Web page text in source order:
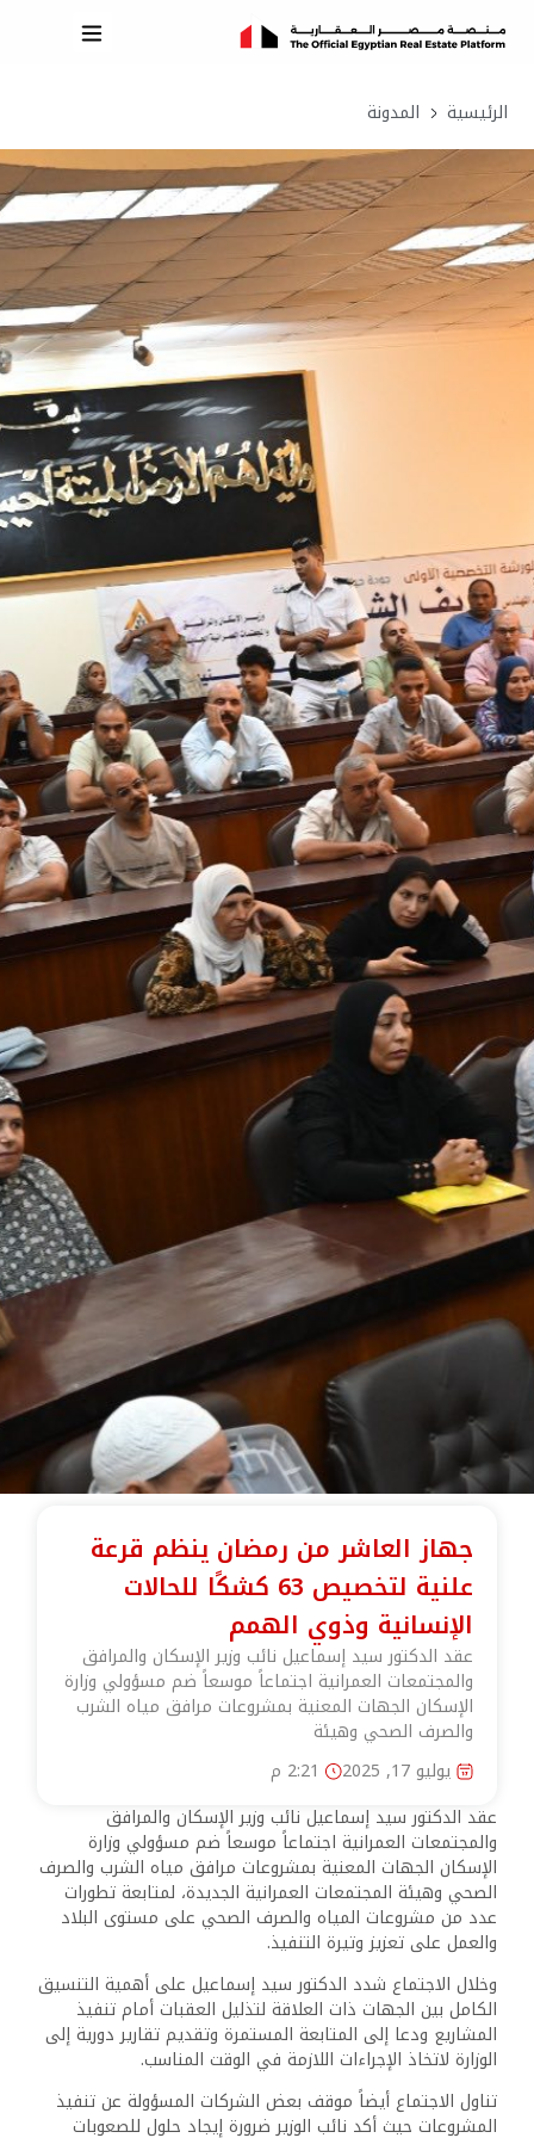
الرئيسية المدونة
جهاز العاشر من رمضان ينظم قرعة
علنية لتخصيص 63 كشكًا للحالات
الإنسانية وذوي الهمم
عقد الدكتور سيد إسماعيل نائب وزير الإسكان والمرافق
والمجتمعات العمرانية اجتماعاً موسعاً ضم مسؤولي وزارة
الإسكان الجهات المعنية بمشروعات مرافق مياه الشرب
والصرف الصحي وهيئة
يوليو 17, 2025
2:21 م
عقد الدكتور سيد إسماعيل نائب وزير الإسكان والمرافق
والمجتمعات العمرانية اجتماعاً موسعاً ضم مسؤولي وزارة
الإسكان الجهات المعنية بمشروعات مرافق مياه الشرب والصرف
الصحي وهيئة المجتمعات العمرانية الجديدة، لمتابعة تطورات
عدد من مشروعات المياه والصرف الصحي على مستوى البلاد
والعمل على تعزيز وتيرة التنفيذ.
وخلال الاجتماع شدد الدكتور سيد إسماعيل على أهمية التنسيق
الكامل بين الجهات ذات العلاقة لتذليل العقبات أمام تنفيذ
المشاريع ودعا إلى المتابعة المستمرة وتقديم تقارير دورية إلى
الوزارة لاتخاذ الإجراءات اللازمة في الوقت المناسب.
تناول الاجتماع أيضاً موقف بعض الشركات المسؤولة عن تنفيذ
المشروعات حيث أكد نائب الوزير ضرورة إيجاد حلول للصعوبات